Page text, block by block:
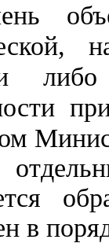
либо
в